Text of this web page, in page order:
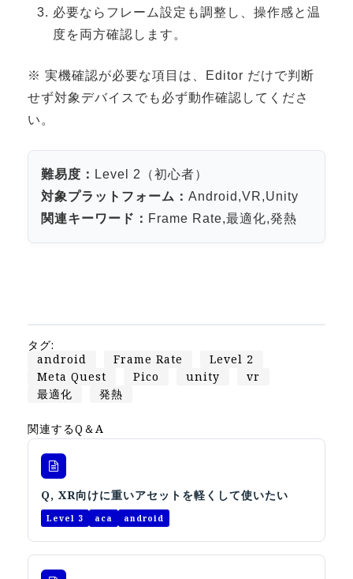
3D空間キャプチャーアプリ『Qoocan』
>XR Museum『Artlogue』開発中
《企業研修》
HoloLens 2 アプリ開発研修
《研究会》
XRビジネスフォーラム
オートモーティブワールド2026
（1/21～23東京ビッグサイト）に出展。
Tsumiki Community Day 2026
（5/27～28 秋葉原UDX）に出展。
《求人》
求人申込み
オープンキャンパス
必要ならフレーム設定も調整し、操作感と温
度を両方確認します。
※ 実機確認が必要な項目は、Editor だけで判断
せず対象デバイスでも必ず動作確認してくださ
い。
難易度： Level 2（初心者）
対象プラットフォーム： Android,VR,Unity
関連キーワード： Frame Rate,最適化,発熱
タグ:
android
Frame Rate
Level 2
Meta Quest
Pico unity
vr
最適化
発熱
関連するQ＆A
Q, XR向けに重いアセットを軽くして使いたい
Level 3 aca android